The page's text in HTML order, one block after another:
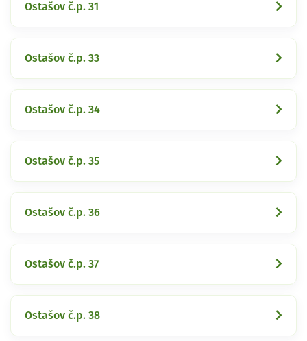
Ostašov č.p. 31
Ostašov č.p. 33
Ostašov č.p. 34
Ostašov č.p. 35
Ostašov č.p. 36
Ostašov č.p. 37
Ostašov č.p. 38